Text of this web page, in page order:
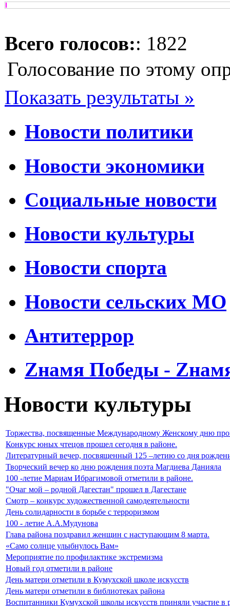
Всего голосов:: 1822
Голосование по этому
Показать результаты »
Новости политики
Новости экономики
Социальные новости
Новости культуры
Новости спорта
Новости сельских МО
Антитеррор
Zнамя Победы -
Новости культуры
Торжества, посвященные Международному Женскому дню
Конкурс юных чтецов прошел сегодня в районе.
Литературный вечер, посвященный 125 –летию со дня
Творческий вечер ко дню рождения поэта Магдиева Данияла
100 -летие Мариам Ибрагимовой отметили в районе.
"Очаг мой – родной Дагестан" прошел в Дагестане
Смотр – конкурс художественной самодеятельности
День солидарности в борьбе с терроризмом
100 - летие А.А.Мудунова
Глава района поздравил женщин с наступающим 8 марта.
«Само солнце улыбнулось Вам»
Мероприятие по профилактике экстремизма
Новый год отметили в районе
День матери отметили в Кумухской школе искусств
День матери отметили в библиотеках района
Воспитанники Кумухской школы искусств приняли участие в